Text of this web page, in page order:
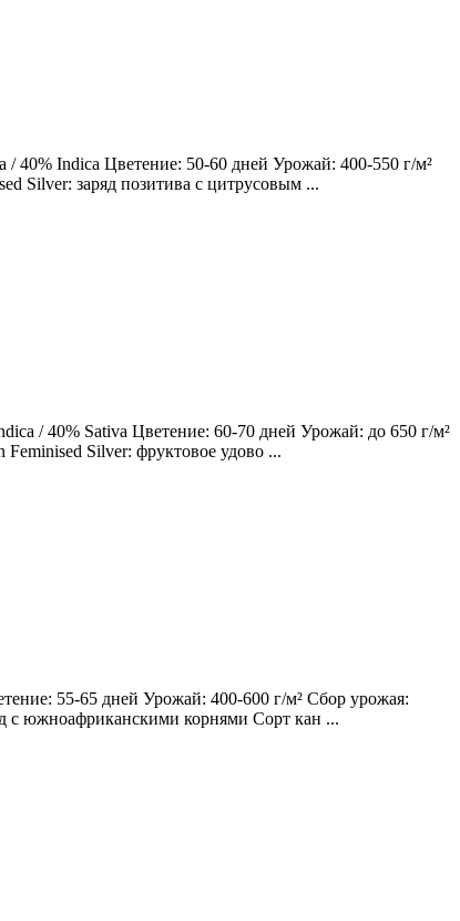
40% Indica Цветение: 50-60 дней Урожай: 400-550 г/м²
Silver: заряд позитива с цитрусовым ...
/ 40% Sativa Цветение: 60-70 дней Урожай: до 650 г/м²
Silver: фруктовое удово ...
55-65 дней Урожай: 400-600 г/м² Сбор урожая:
с южноафриканскими корнями Сорт кан ...